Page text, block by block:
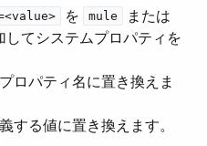
​ を ​ mule ​ または ​
してシステムプロパティを
ロパティ名に置き換えま
する値に置き換えます。